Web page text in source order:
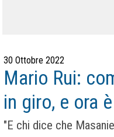
30 Ottobre 2022
Mario Rui:
in giro, e ora
"E chi dice che